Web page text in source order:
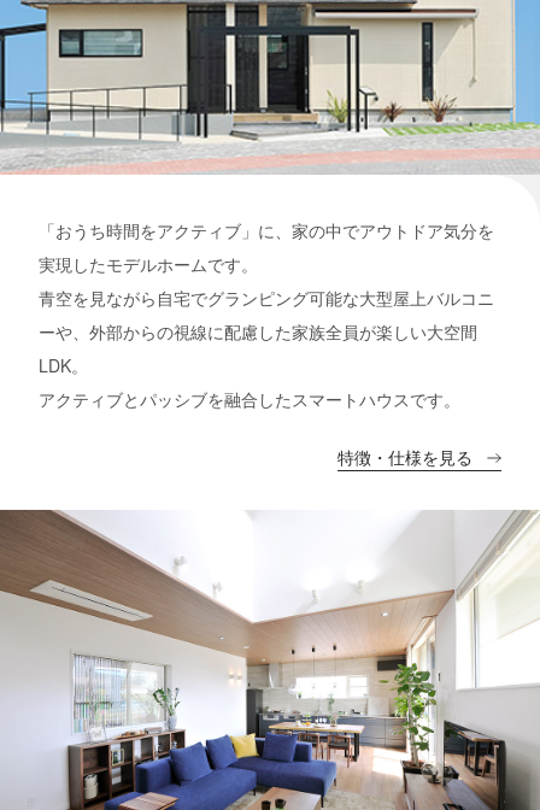
「おうち時間をアクティブ」に、家の中でアウトドア気分を
実現したモデルホームです。
青空を見ながら自宅でグランピング可能な大型屋上バルコニ
ーや、外部からの視線に配慮した家族全員が楽しい大空間
LDK。
アクティブとパッシブを融合したスマートハウスです。
特徴・仕様を見る